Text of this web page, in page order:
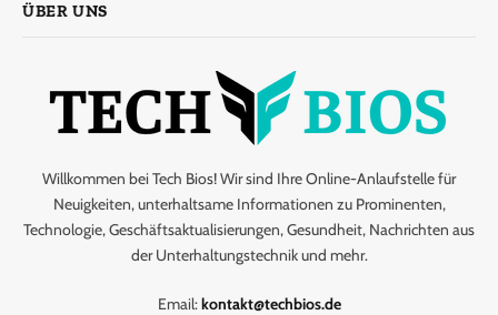
ÜBER UNS
Willkommen bei Tech Bios! Wir sind Ihre Online-Anlaufstelle für
Neuigkeiten, unterhaltsame Informationen zu Prominenten,
Technologie, Geschäftsaktualisierungen, Gesundheit, Nachrichten aus
der Unterhaltungstechnik und mehr.
Email: kontakt@techbios.de